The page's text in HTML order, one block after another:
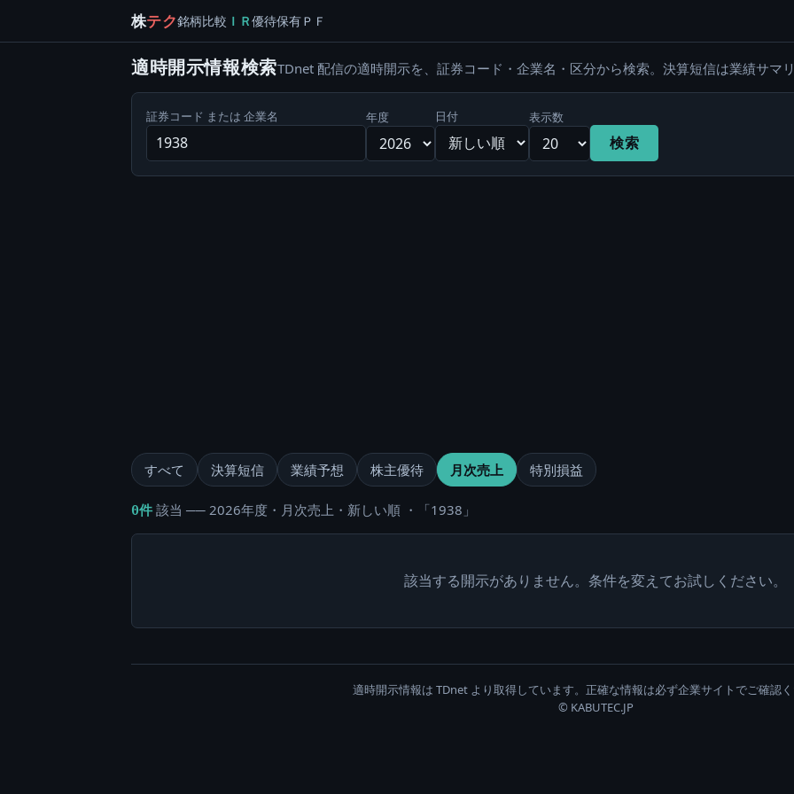
株テク銘柄比較 ＩＲ優待保有ＰＦ
適時開示情報検索TDnet 配信の適時開示を、証券コード・企業名・区分から検索。決算短信は業績サマ
証券コード または 企業名 年度 日付 表示数
検索
すべて 決算短信 業績予想 株主優待 月次売上 特別損益
0件 該当 ── 2026年度・月次売上・新しい順 ・「1938」
該当する開示がありません。条件を変えてお試しください。
適時開示情報は TDnet より取得しています。正確な情報は必ず企業サイトでご確認
© KABUTEC.JP